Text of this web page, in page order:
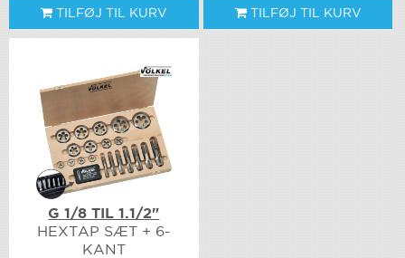
TILFØJ TIL KURV TILFØJ TIL KURV
G 1/8 TIL 1.1/2"
HEXTAP SÆT + 6-
KANT